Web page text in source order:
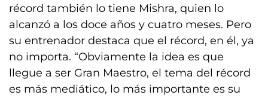
récord también lo tiene Mishra, quien lo
alcanzó a los doce años y cuatro meses. Pero
su entrenador destaca que el récord, en él, ya
no importa. “Obviamente la idea es que
llegue a ser Gran Maestro, el tema del récord
es más mediático, lo más importante es su